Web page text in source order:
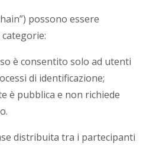
possono essere
è consentito solo ad utenti
di identificazione;
è pubblica e non richiede
distribuita tra i partecipanti